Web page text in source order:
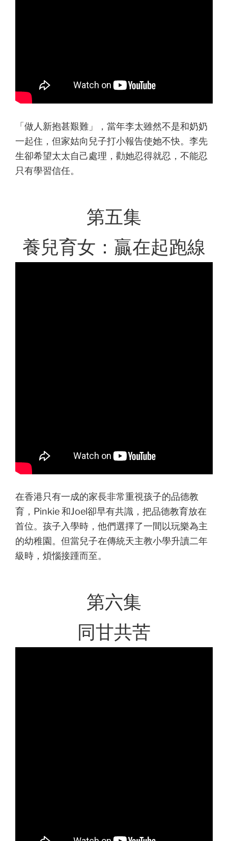
「做人新抱甚艱難」，當年李太雖然不是和奶奶
一起住，但家姑向兒子打小報告使她不快。李先
生卻希望太太自己處理，勸她忍得就忍，不能忍
只有學習信任。
第五集
養兒育女：贏在起跑線
在香港只有一成的家長非常重視孩子的品德教
育，Pinkie 和Joel卻早有共識，把品德教育放在
首位。孩子入學時，他們選擇了一間以玩樂為主
的幼稚園。但當兒子在傳統天主教小學升讀二年
級時，煩惱接踵而至。
第六集
同甘共苦